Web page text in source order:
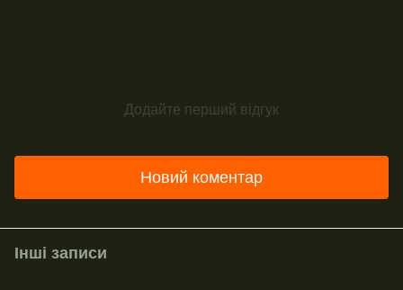
Додайте перший відгук
Новий коментар
Інші записи